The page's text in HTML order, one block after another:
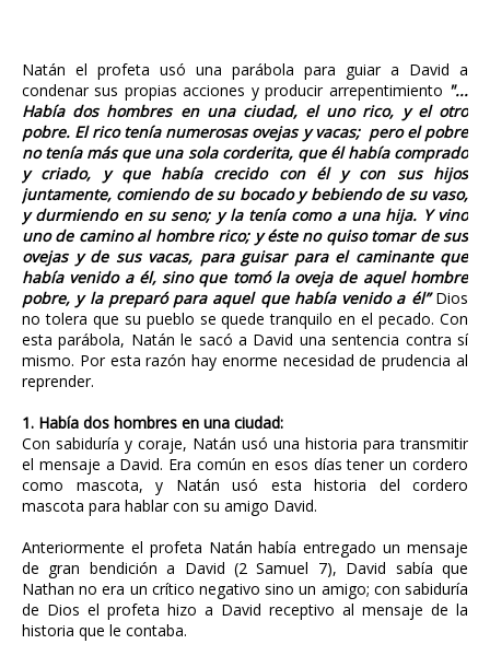
Natán el profeta usó una parábola para guiar a David a
condenar sus propias acciones y producir arrepentimiento "...
Había dos hombres en una ciudad, el uno rico, y el otro
pobre. El rico tenía numerosas ovejas y vacas; pero el pobre
no tenía más que una sola corderita, que él había comprado
y criado, y que había crecido con él y con sus hijos
juntamente, comiendo de su bocado y bebiendo de su vaso,
y durmiendo en su seno; y la tenía como a una hija. Y vino
uno de camino al hombre rico; y éste no quiso tomar de sus
ovejas y de sus vacas, para guisar para el caminante que
había venido a él, sino que tomó la oveja de aquel hombre
pobre, y la preparó para aquel que había venido a él”Dios
no tolera que su pueblo se quede tranquilo en el pecado. Con
esta parábola, Natán le sacó a David una sentencia contra sí
mismo. Por esta razón hay enorme necesidad de prudencia al
reprender.
1. Había dos hombres en una ciudad:
Con sabiduría y coraje, Natán usó una historia para transmitir
el mensaje a David. Era común en esos días tener un cordero
como mascota, y Natán usó esta historia del cordero
mascota para hablar con su amigo David.
Anteriormente el profeta Natán había entregado un mensaje
de gran bendición a David (2 Samuel 7), David sabía que
Nathan no era un crítico negativo sino un amigo; con sabiduría
de Dios el profeta hizo a David receptivo al mensaje de la
historia que le contaba.